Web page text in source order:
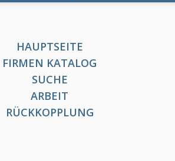
HAUPTSEITE
FIRMEN KATALOG
SUCHE
ARBEIT
RÜCKKOPPLUNG